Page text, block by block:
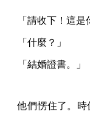
「請收下！這是
「什麼？」
「結婚證書。」
他們愣住了。